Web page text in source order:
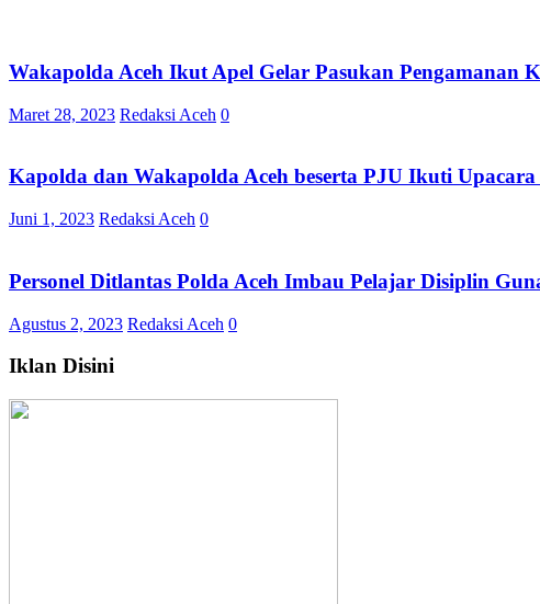
Wakapolda Aceh Ikut Apel Gelar Pasukan Pengamanan
Maret 28, 2023 Redaksi Aceh 0
Kapolda dan Wakapolda Aceh beserta PJU Ikuti
Juni 1, 2023 Redaksi Aceh 0
Personel Ditlantas Polda Aceh Imbau Pelajar Disiplin
Agustus 2, 2023 Redaksi Aceh 0
Iklan Disini